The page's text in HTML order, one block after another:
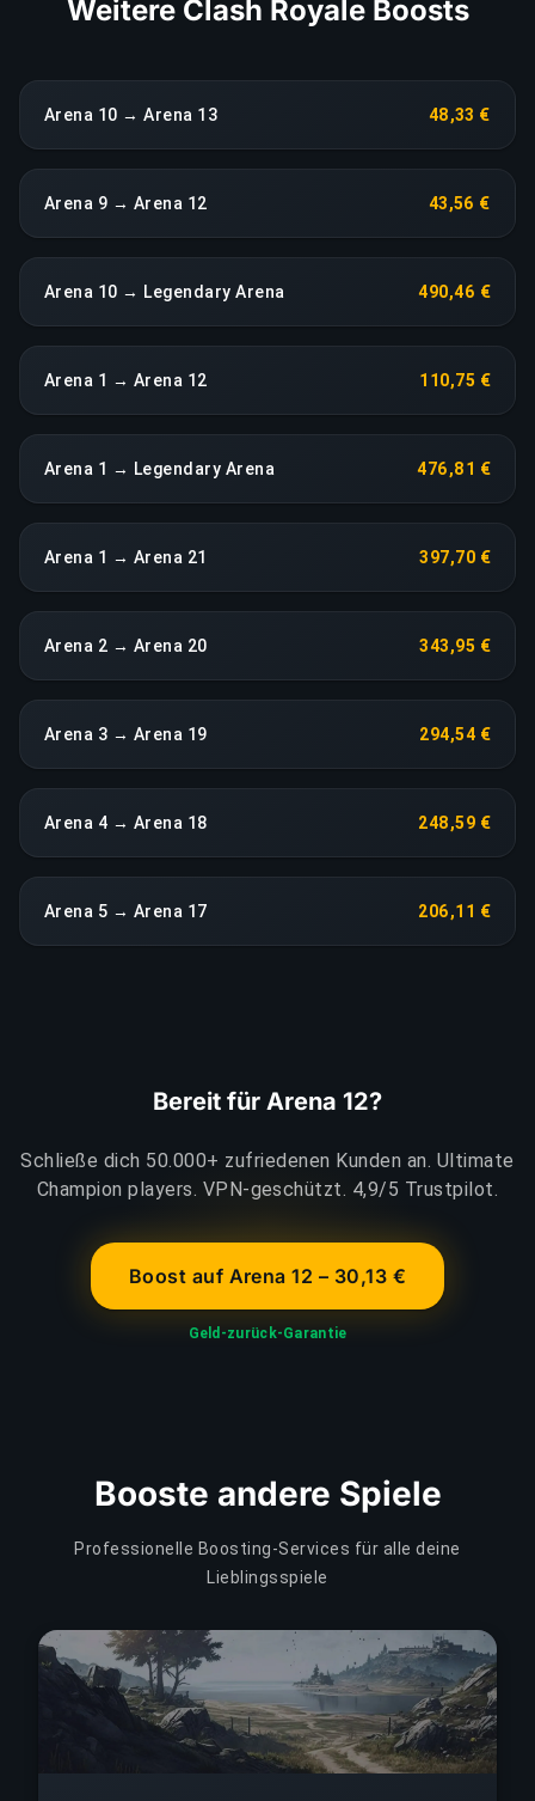
Weitere Clash Royale Boosts
Arena 10 → Arena 13 48,33 €
Arena 9 → Arena 12 43,56 €
Arena 10 → Legendary Arena 490,46 €
Arena 1 → Arena 12 110,75 €
Arena 1 → Legendary Arena 476,81 €
Arena 1 → Arena 21 397,70 €
Arena 2 → Arena 20 343,95 €
Arena 3 → Arena 19 294,54 €
Arena 4 → Arena 18 248,59 €
Arena 5 → Arena 17 206,11 €
Bereit für Arena 12?
Schließe dich 50.000+ zufriedenen Kunden an. Ultimate
Champion players. VPN-geschützt. 4,9/5 Trustpilot.
Boost auf Arena 12 – 30,13 €
Geld-zurück-Garantie
Booste andere Spiele
Professionelle Boosting-Services für alle deine
Lieblingsspiele